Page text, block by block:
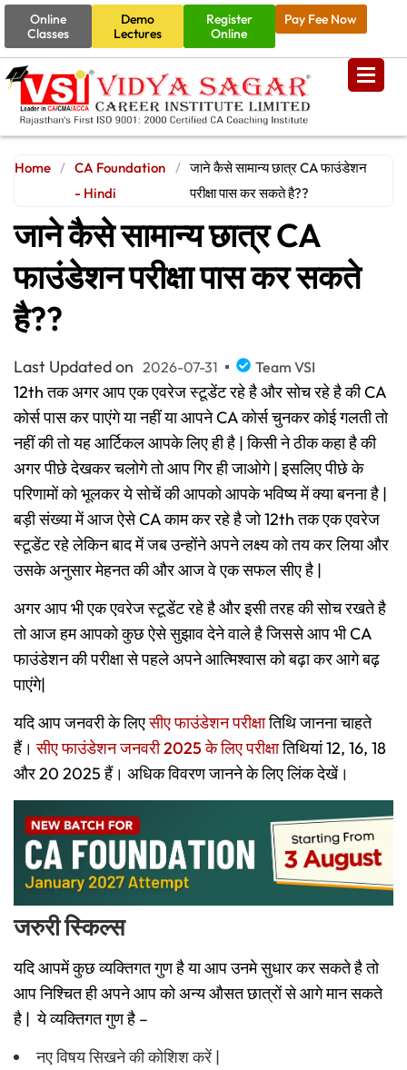
Online
Classes
Demo
Lectures
Register
Online
Pay Fee Now
Home / CA Foundation
- Hindi
/ जाने कैसे सामान्य छात्र CA फाउंडेशन
परीक्षा पास कर सकते है??
जाने कैसे सामान्य छात्र CA
फाउंडेशन परीक्षा पास कर सकते
है??
Last Updated on 2026-07-31 Team VSI
12th तक अगर आप एक एवरेज स्टूडेंट रहे है और सोच रहे है की CA
कोर्स पास कर पाएंगे या नहीं या आपने CA कोर्स चुनकर कोई गलती तो
नहीं की तो यह आर्टिकल आपके लिए ही है | किसी ने ठीक कहा है की
अगर पीछे देखकर चलोगे तो आप गिर ही जाओगे | इसलिए पीछे के
परिणामों को भूलकर ये सोचें की आपको आपके भविष्य में क्या बनना है |
बड़ी संख्या में आज ऐसे CA काम कर रहे है जो 12th तक एक एवरेज
स्टूडेंट रहे लेकिन बाद में जब उन्होंने अपने लक्ष्य को तय कर लिया और
उसके अनुसार मेहनत की और आज वे एक सफल सीए है |
अगर आप भी एक एवरेज स्टूडेंट रहे है और इसी तरह की सोच रखते है
तो आज हम आपको कुछ ऐसे सुझाव देने वाले है जिससे आप भी CA
फाउंडेशन की परीक्षा से पहले अपने आत्मिश्वास को बढ़ा कर आगे बढ़
पाएंगे|
यदि आप जनवरी के लिएसीए फाउंडेशन परीक्षातिथि जानना चाहते
हैं।सीए फाउंडेशन जनवरी 2025 के लिए परीक्षातिथियां 12, 16, 18
और 20 2025 हैं। अधिक विवरण जानने के लिए लिंक देखें।
जरुरी स्किल्स
यदि आपमें कुछ व्यक्तिगत गुण है या आप उनमे सुधार कर सकते है तो
आप निश्चित ही अपने आप को अन्य औसत छात्रों से आगे मान सकते
है | ये व्यक्तिगत गुण है –
नए विषय सिखने की कोशिश करें |